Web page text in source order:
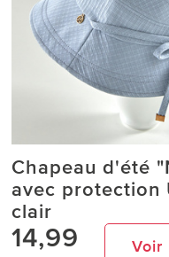
Chapeau d'été
avec protection
clair
14,99 Voir